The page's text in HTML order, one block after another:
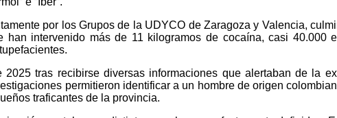
por los Grupos de la UDYCO de Zaragoza y Valencia,
intervenido más de 11 kilogramos de cocaína, casi 40.000
tras recibirse diversas informaciones que alertaban de la
permitieron identificar a un hombre de origen
traficantes de la provincia.